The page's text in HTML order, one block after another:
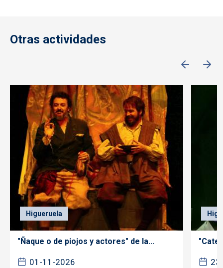
Otras actividades
Higueruela
"Ñaque o de piojos y actores" de la...
01-11-2026